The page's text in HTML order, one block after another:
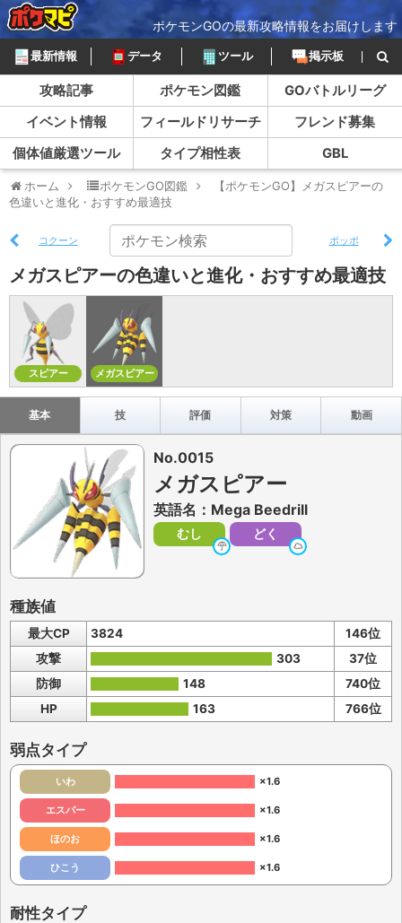
ポケモンGOの最新攻略情報をお届けします
最新情報 データ ツール 掲示板
攻略記事 ポケモン図鑑
GOバトルリーグ
イベント情報
フィールドリサーチ
フレンド募集
個体値厳選ツール
タイプ相性表 GBL
ホーム ポケモンGO図鑑
【ポケモンGO】メガスピアーの
色違いと進化・おすすめ最適技
コクーン ポッポ
メガスピアーの色違いと進化・おすすめ最適技
スピアー メガスピアー
基本 技 評価 対策 動画
No.0015
メガスピアー
英語名：Mega Beedrill
むし どく
種族値
最大CP 3824
146位
攻撃
303
37位
防御
148
740位
HP
163 766位
弱点タイプ
いわ ×1.6
エスパー ×1.6
ほのお ×1.6
ひこう ×1.6
耐性タイプ